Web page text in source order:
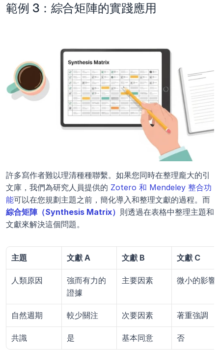
範例 3：綜合矩陣的實踐應用
許多寫作者難以理清種種聯繫。如果您同時在整理龐大的引
文庫，我們為研究人員提供的 Zotero 和 Mendeley 整合功
能可以在您規劃主題之前，簡化導入和整理文獻的過程。而
綜合矩陣（Synthesis Matrix） 則透過在表格中整理主題和
文獻來解決這個問題。
主題 文獻 A 文獻 B 文獻 C
人類原因
強而有力的
證據
主要因素 微小的影響
自然週期 較少關注 次要因素 著重強調
共識 是 基本同意 否